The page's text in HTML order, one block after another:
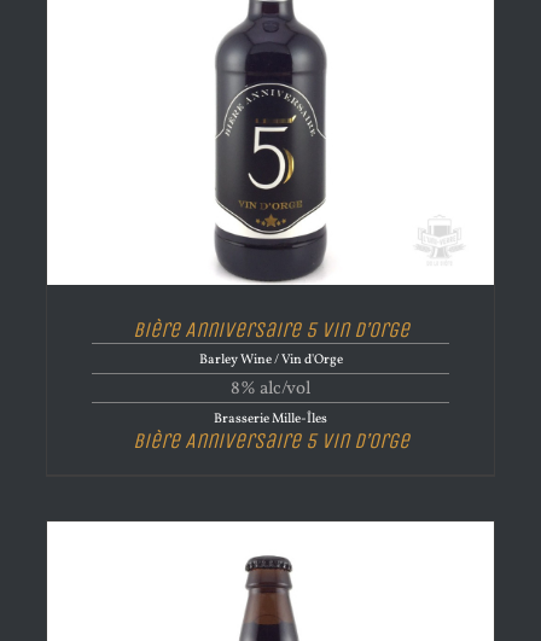
Bière Anniversaire 5 Vin D’orge
Barley Wine / Vin d'Orge
8% alc/vol
Brasserie Mille-Îles
Bière Anniversaire 5 Vin D’orge